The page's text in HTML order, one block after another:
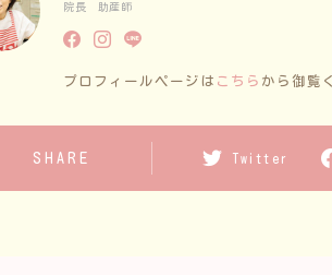
院長 助産師
プロフィールページは こちら から御覧
SHARE Twitter